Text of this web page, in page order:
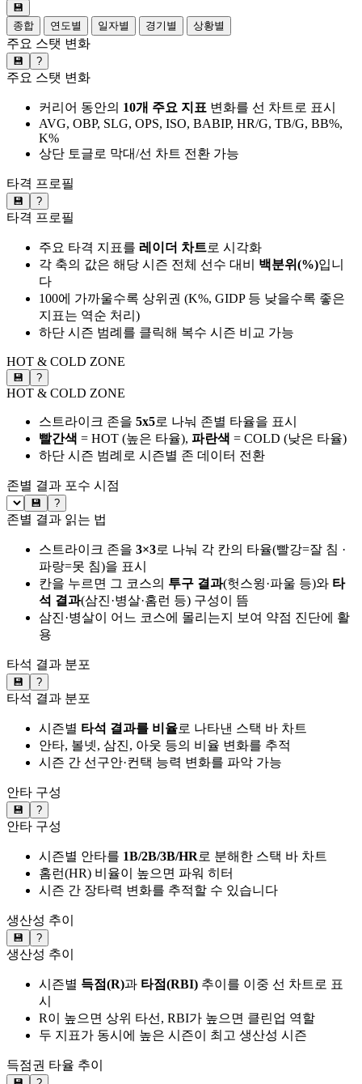
💾
종합
연도별 일자별 경기별 상황별
주요 스탯 변화
💾 ?
주요 스탯 변화
커리어 동안의 10개 주요 지표 변화를 선 차트로 표시
AVG, OBP, SLG, OPS, ISO, BABIP, HR/G, TB/G, BB%,
K%
상단 토글로 막대/선 차트 전환 가능
타격 프로필
💾 ?
타격 프로필
주요 타격 지표를 레이더 차트로 시각화
각 축의 값은 해당 시즌 전체 선수 대비 백분위(%)입니
다
100에 가까울수록 상위권 (K%, GIDP 등 낮을수록 좋은
지표는 역순 처리)
하단 시즌 범례를 클릭해 복수 시즌 비교 가능
HOT & COLD ZONE
💾 ?
HOT & COLD ZONE
스트라이크 존을 5x5로 나눠 존별 타율을 표시
빨간색 = HOT (높은 타율), 파란색 = COLD (낮은 타율)
하단 시즌 범례로 시즌별 존 데이터 전환
존별 결과 포수 시점
💾 ?
존별 결과 읽는 법
스트라이크 존을 3×3로 나눠 각 칸의 타율(빨강=잘 침 ·
파랑=못 침)을 표시
칸을 누르면 그 코스의 투구 결과(헛스윙·파울 등)와 타
석 결과(삼진·병살·홈런 등) 구성이 뜸
삼진·병살이 어느 코스에 몰리는지 보여 약점 진단에 활
용
타석 결과 분포
💾 ?
타석 결과 분포
시즌별 타석 결과를 비율로 나타낸 스택 바 차트
안타, 볼넷, 삼진, 아웃 등의 비율 변화를 추적
시즌 간 선구안·컨택 능력 변화를 파악 가능
안타 구성
💾 ?
안타 구성
시즌별 안타를 1B/2B/3B/HR로 분해한 스택 바 차트
홈런(HR) 비율이 높으면 파워 히터
시즌 간 장타력 변화를 추적할 수 있습니다
생산성 추이
💾 ?
생산성 추이
시즌별 득점(R)과 타점(RBI) 추이를 이중 선 차트로 표
시
R이 높으면 상위 타선, RBI가 높으면 클린업 역할
두 지표가 동시에 높은 시즌이 최고 생산성 시즌
득점권 타율 추이